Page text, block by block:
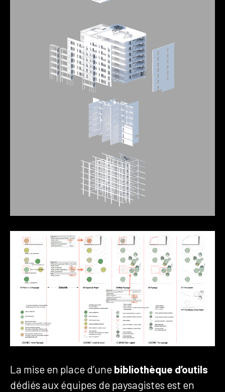
La mise en place d’une bibliothèque d’outils
dédiés aux équipes de paysagistes est en